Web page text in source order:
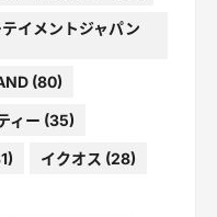
イメントジャパン
(80)
ィー (35)
イクオス (28)